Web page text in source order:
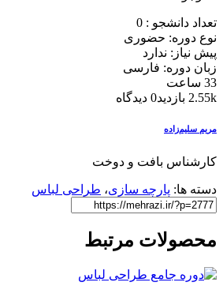
تعداد دانشجو : 0
نوع دوره: حضوری
پیش نیاز: ندارد
زبان دوره: فارسی
33 ساعت
2.55k بازدید
0 دیدگاه
مریم سلیم‌زاده
کارشناس بافت و دوخت
دسته ها: پارچه سازی، طراحی لباس
محصولات مرتبط